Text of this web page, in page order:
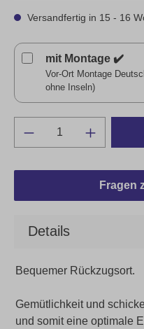
Versandfertig in 15 - 16
mit Montage ✔️
Vor-Ort Montage
ohne Inseln)
Fragen
Details
Bequemer Rückzugsort.
Gemütlichkeit und
und somit eine optimale